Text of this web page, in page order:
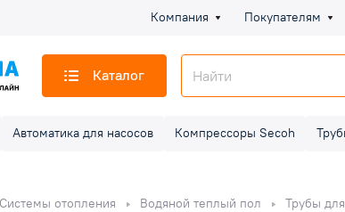
Компания Покупателям
Каталог
Автоматика для насосов Компрессоры Secoh
Системы отопления Водяной теплый пол Трубы